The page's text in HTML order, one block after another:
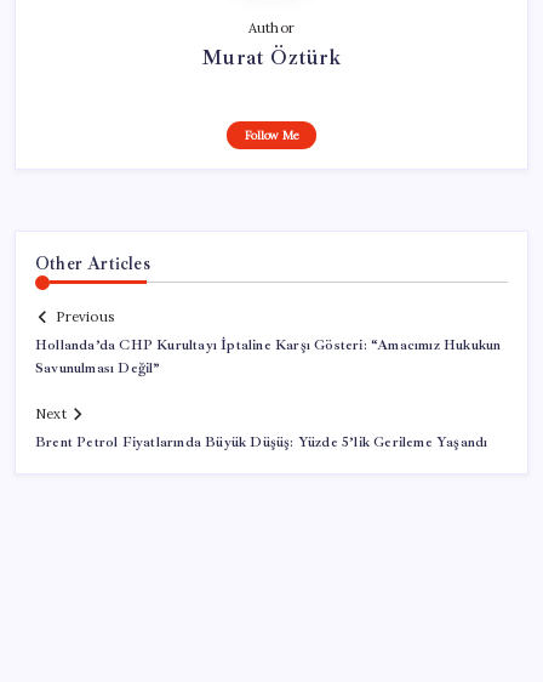
Author
Murat Öztürk
Follow Me
Other Articles
Previous
Hollanda’da CHP Kurultayı İptaline Karşı Gösteri: “Amacımız Hukukun
Savunulması Değil”
Next
Brent Petrol Fiyatlarında Büyük Düşüş: Yüzde 5’lik Gerileme Yaşandı